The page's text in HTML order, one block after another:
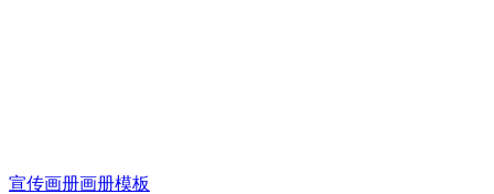
宣传画册画册模板